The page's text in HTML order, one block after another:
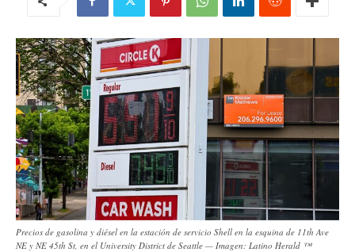
Precios de gasolina y diésel en la estación de servicio Shell en la esquina de 11th Ave
NE y NE 45th St, en el University District de Seattle — Imagen: Latino Herald ™